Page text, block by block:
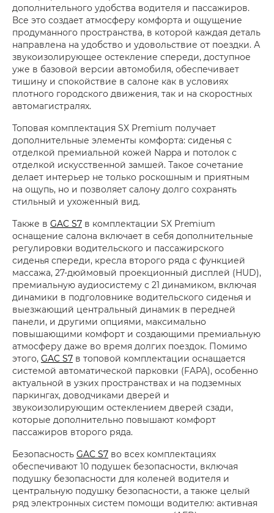
дополнительного удобства водителя и пассажиров.
Все это создает атмосферу комфорта и ощущение
продуманного пространства, в которой каждая деталь
направлена на удобство и удовольствие от поездки. А
звукоизолирующее остекление спереди, доступное
уже в базовой версии автомобиля, обеспечивает
тишину и спокойствие в салоне как в условиях
плотного городского движения, так и на скоростных
автомагистралях.
Топовая комплектация SX Premium получает
дополнительные элементы комфорта: сиденья с
отделкой премиальной кожей Nappa и потолок с
отделкой искусственной замшей. Такое сочетание
делает интерьер не только роскошным и приятным
на ощупь, но и позволяет салону долго сохранять
стильный и ухоженный вид.
Также в GAC S7 в комплектации SX Premium
оснащение салона включает в себя дополнительные
регулировки водительского и пассажирского
сиденья спереди, кресла второго ряда с функцией
массажа, 27-дюймовый проекционный дисплей (HUD),
премиальную аудиосистему с 21 динамиком, включая
динамики в подголовнике водительского сиденья и
выезжающий центральный динамик в передней
панели, и другими опциями, максимально
повышающими комфорт и создающими премиальную
атмосферу даже во время долгих поездок. Помимо
этого, GAC S7 в топовой комплектации оснащается
системой автоматической парковки (FAPA), особенно
актуальной в узких пространствах и на подземных
паркингах, доводчиками дверей и
звукоизолирующим остеклением дверей сзади,
которые дополнительно повышают комфорт
пассажиров второго ряда.
Безопасность GAC S7 во всех комплектациях
обеспечивают 10 подушек безопасности, включая
подушку безопасности для коленей водителя и
центральную подушку безопасности, а также целый
ряд электронных систем помощи водителю: активная